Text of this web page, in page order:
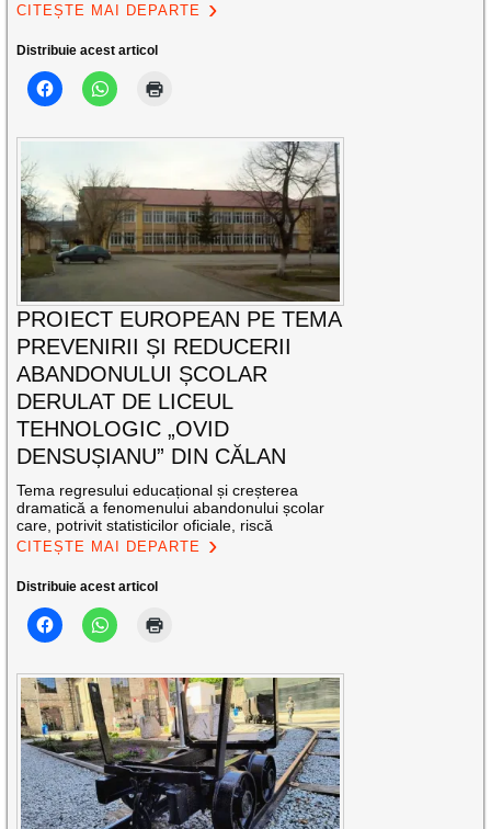
CITEȘTE MAI DEPARTE
Distribuie acest articol
PROIECT EUROPEAN PE TEMA
PREVENIRII ȘI REDUCERII
ABANDONULUI ȘCOLAR
DERULAT DE LICEUL
TEHNOLOGIC „OVID
DENSUȘIANU” DIN CĂLAN
Tema regresului educațional și creșterea
dramatică a fenomenului abandonului școlar
care, potrivit statisticilor oficiale, riscă
CITEȘTE MAI DEPARTE
Distribuie acest articol